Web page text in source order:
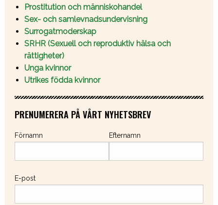
Prostitution och människohandel
Sex- och samlevnadsundervisning
Surrogatmoderskap
SRHR (Sexuell och reproduktiv hälsa och
rättigheter)
Unga kvinnor
Utrikes födda kvinnor
PRENUMERERA PÅ VÅRT NYHETSBREV
Förnamn Efternamn
E-post